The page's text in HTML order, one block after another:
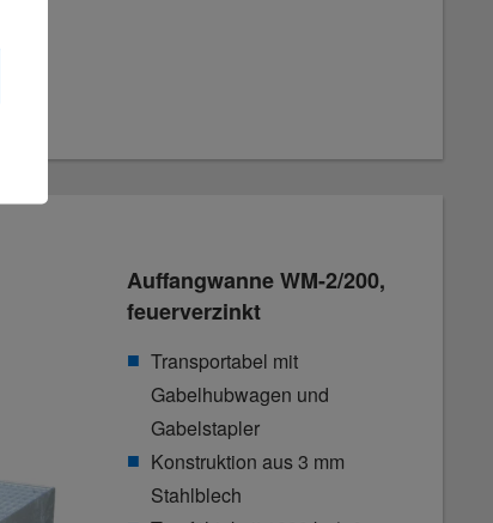
Auffangwanne WM-2/200,
feuerverzinkt
Transportabel mit
Gabelhubwagen und
Gabelstapler
Konstruktion aus 3 mm
Stahlblech